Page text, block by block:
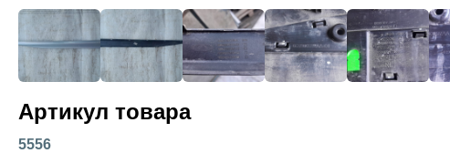
Артикул товара
5556